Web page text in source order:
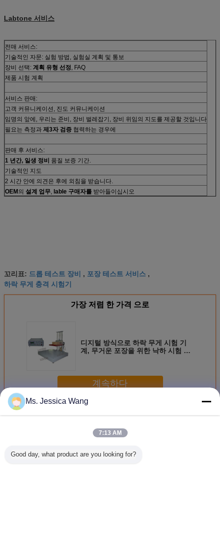
Labtone 서비스
전매 서비스:
기술적인 자문: 실험 방법, 실험실 계획 및 통보
장비 선택: 계획 유형 선정, FAQ
제품 시험 계획
서비스 판매:
고객 커뮤니케이션, 진도 커뮤니케이션
임명의 앞에, 우리는 준비, 장비 벌레잡기, 장비 위임의 지도를 제공할 것입니다
필요는 측정과 제3자 검증 협력하는 경우에
판매 후 서비스:
1 년간, 일생 정비
품질 보증 기간.
기술적인 지도
2 시간 안에 의견은 후에 외침을 받습니다.
OEM 의 설계 업무, lable 구매자를 받아들이십시오
꼬리표: 드롭 테스트 장비 , 포장 테스트 서비스 ,
하락 무게 충격 시험기
가장 저렴 한 가격 으로
디지털 방식으로 하락 무게 시험 기
계, 무거운 포장을 위한 낙하 시험 장
계속하다
더 많은 것
Ms. Jessica Wang
7:13 AM
Good day, what product are you looking for?